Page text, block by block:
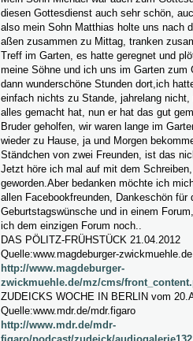
diesen Gottesdienst auch sehr schön,
also mein Sohn Matthias holte uns nach
aßen zusammen zu Mittag, tranken
Treff im Garten, es hatte geregnet und
meine Söhne und ich uns im Garten zum
dann wunderschöne Stunden dort,ich
einfach nichts zu Stande, jahrelang
alles gemacht hat, nun er hat das gut
Bruder geholfen, wir waren lange im
wieder zu Hause, ja und Morgen
Ständchen von zwei Freunden, ist das
Jetzt höre ich mal auf mit dem
geworden.Aber bedanken möchte ich
allen Facebookfreunden, Dankeschön für
Geburtstagswünsche und in einem
ich dem einzigen Forum noch..
DAS PÖLITZ-FRÜHSTÜCK 21.04.2012
Quelle:www.magdeburger-zwickmuehle.de
http://www.magdeburger-
zwickmuehle.de/mz/cms/
ZUDEICKS WOCHE IN BERLIN vom
Quelle:www.mdr.de/mdr.figaro
http://www.mdr.de/mdr-